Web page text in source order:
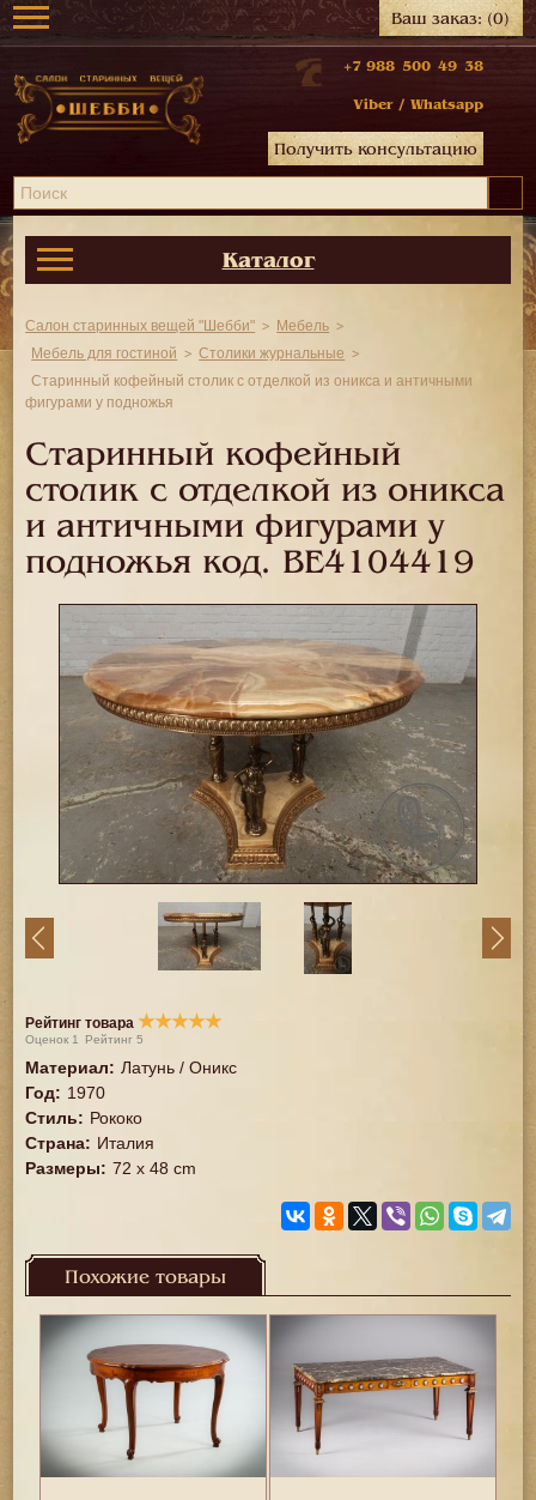
Ваш заказ:(0)
+7 988 500 49 38
Viber / Whatsapp
Получить консультацию
Каталог
Салон старинных вещей "Шебби"
Мебель
Мебель для гостиной
Столики журнальные
Старинный кофейный столик с отделкой из оникса и античными
фигурами у подножья
Старинный кофейный
столик с отделкой из оникса
и античными фигурами у
подножья код. BE4104419
Рейтинг товара ★★★★★
Оценок 1 Рейтинг5
Материал: Латунь / Оникс
Год: 1970
Стиль: Рококо
Страна: Италия
Размеры: 72 х 48 cm
Похожие товары